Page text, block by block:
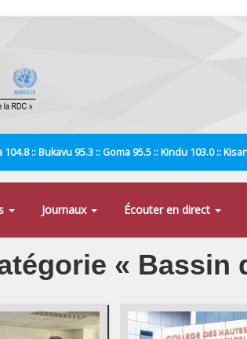
:: Bukavu 95.3 :: Goma 95.5 :: Kindu 103.0 ::
Journaux Écouter en direct
« Bassin